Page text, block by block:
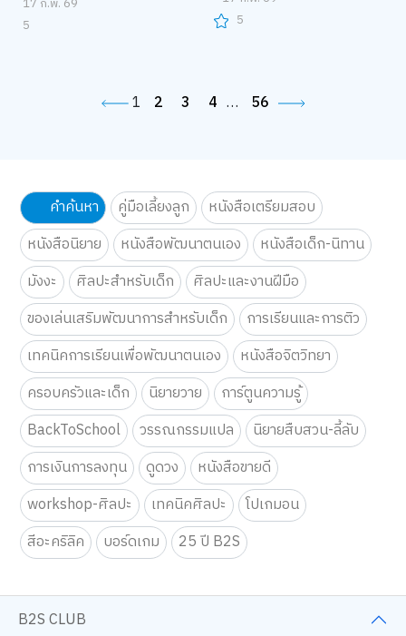
5
5
1 2 3 4 … 56
คำค้นหา คู่มือเลี้ยงลูก
หนังสือเตรียมสอบ
หนังสือนิยาย
หนังสือพัฒนาตนเอง
หนังสือเด็ก-นิทาน
มังงะ
ศิลปะสำหรับเด็ก
ศิลปะและงานฝีมือ
ของเล่นเสริมพัฒนาการสำหรับเด็ก
การเรียนและการติว
เทคนิคการเรียนเพื่อพัฒนาตนเอง
หนังสือจิตวิทยา
ครอบครัวและเด็ก
นิยายวาย
การ์ตูนความรู้
BackToSchool
วรรณกรรมแปล
นิยายสืบสวน-ลี้ลับ
การเงินการลงทุน
ดูดวง
หนังสือขายดี
workshop-ศิลปะ
เทคนิคศิลปะ
โปเกมอน
สีอะคริลิค
บอร์ดเกม 25 ปี B2S
B2S CLUB